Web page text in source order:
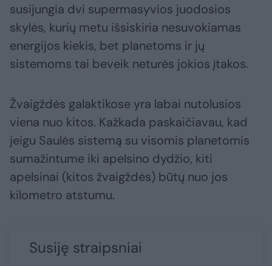
susijungia dvi supermasyvios juodosios
skylės, kurių metu išsiskiria nesuvokiamas
energijos kiekis, bet planetoms ir jų
sistemoms tai beveik neturės jokios įtakos.
Žvaigždės galaktikose yra labai nutolusios
viena nuo kitos. Kažkada paskaičiavau, kad
jeigu Saulės sistemą su visomis planetomis
sumažintume iki apelsino dydžio, kiti
apelsinai (kitos žvaigždės) būtų nuo jos
kilometro atstumu.
Susiję straipsniai